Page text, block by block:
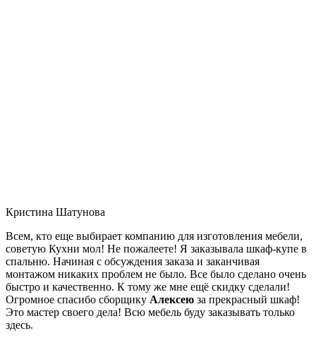
Кристина Шатунова
Всем, кто еще выбирает компанию для изготовления мебели,
советую Кухни мол! Не пожалеете! Я заказывала шкаф-купе в
спальню. Начиная с обсуждения заказа и заканчивая
монтажом никаких проблем не было. Все было сделано очень
быстро и качественно. К тому же мне ещё скидку сделали!
Огромное спасибо сборщику Алексею за прекрасный шкаф!
Это мастер своего дела! Всю мебель буду заказывать только
здесь.